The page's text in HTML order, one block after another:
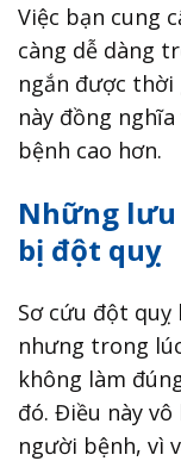
Việc bạn cung
càng dễ dàng
ngắn được thời
này đồng
bệnh cao hơn.
Những
bị đột quỵ
Sơ cứu đột quỵ
nhưng trong
không làm
đó. Điều này
người bệnh, vì